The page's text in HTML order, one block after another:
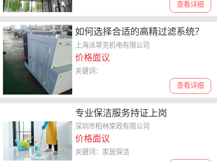
查看详细
如何选择合适的高精过滤系统？
专家指南来了
上海派翠克机电有限公司
价格面议
查看详细
关键词：
专业保洁服务持证上岗
深圳市柏林家政有限公司
价格面议
关键词：家居保洁